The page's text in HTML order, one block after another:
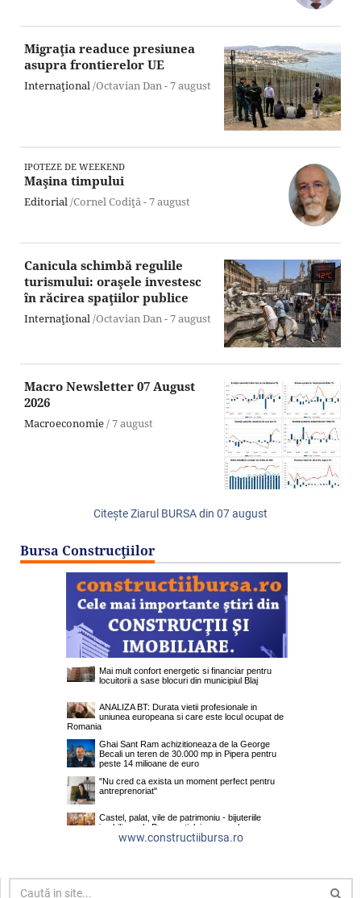
Migraţia readuce presiunea
asupra frontierelor UE
Internaţional/Octavian Dan -7 august
IPOTEZE DE WEEKEND
Maşina timpului
Editorial/Cornel Codiţă -7 august
Canicula schimbă regulile
turismului: oraşele investesc
în răcirea spaţiilor publice
Internaţional/Octavian Dan -7 august
Macro Newsletter 07 August
2026
Macroeconomie/7 august
Citeşte Ziarul BURSA din 07 august
Bursa Construcţiilor
www.constructiibursa.ro